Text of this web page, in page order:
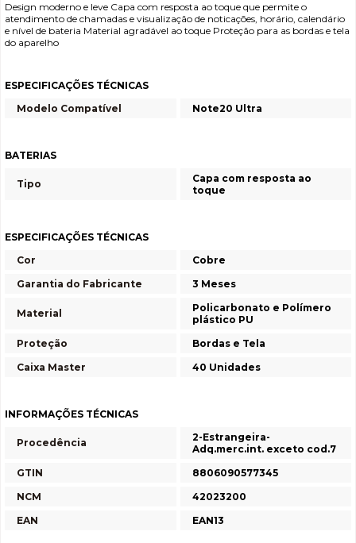
Design moderno e leve Capa com resposta ao toque que permite o
atendimento de chamadas e visualização de noticações, horário, calendário
e nível de bateria Material agradável ao toque Proteção para as bordas e tela
do aparelho
ESPECIFICAÇÕES TÉCNICAS
Modelo Compatível
Note20 Ultra
BATERIAS
Tipo
Capa com resposta ao
toque
ESPECIFICAÇÕES TÉCNICAS
Cor
Cobre
Garantia do Fabricante
3 Meses
Material
Policarbonato e Polímero
plástico PU
Proteção
Bordas e Tela
Caixa Master
40 Unidades
INFORMAÇÕES TÉCNICAS
Procedência
2-Estrangeira-
Adq.merc.int. exceto cod.7
GTIN
8806090577345
NCM
42023200
EAN
EAN13